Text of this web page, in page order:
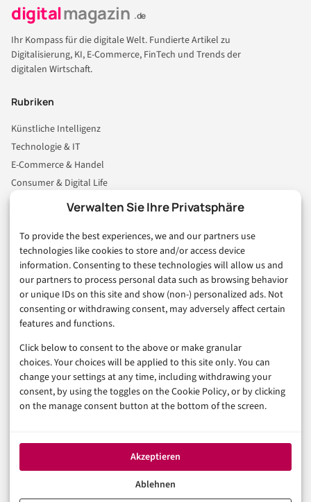
Verwalten Sie Ihre Privatsphäre
To provide the best experiences, we and our partners use
technologies like cookies to store and/or access device
information. Consenting to these technologies will allow us and
our partners to process personal data such as browsing behavior
or unique IDs on this site and show (non-) personalized ads. Not
consenting or withdrawing consent, may adversely affect certain
features and functions.
Click below to consent to the above or make granular
choices. Your choices will be applied to this site only. You can
change your settings at any time, including withdrawing your
consent, by using the toggles on the Cookie Policy, or by clicking
on the manage consent button at the bottom of the screen.
Akzeptieren
Ablehnen
digitalmagazin .de
Ihr Kompass für die digitale Welt. Fundierte Artikel zu
Digitalisierung, KI, E-Commerce, FinTech und Trends der
digitalen Wirtschaft.
Rubriken
Künstliche Intelligenz
Technologie & IT
E-Commerce & Handel
Consumer & Digital Life
Business & Karriere
Sicherheit & Recht
Digitalisierung
Marketing
Magazin
Unsere Redaktion
Werbeformate & Media Kit
Rechtliches
Datenschutzerklärung (EU)
Cookie-Richtlinie (EU)